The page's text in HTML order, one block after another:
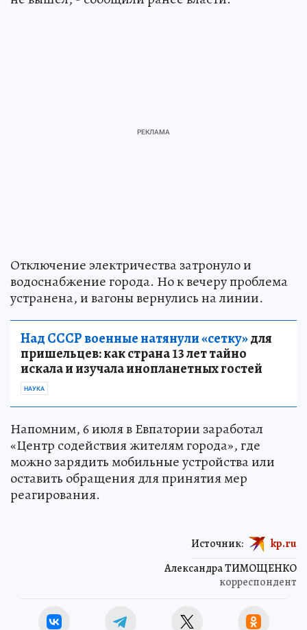
Отключение электричества затронуло и
водоснабжение города. Но к вечеру проблема
устранена, и вагоны вернулись на линии.
Над СССР военные натянули «сетку»для
пришельцев: как страна 13 лет тайно
искала и изучала инопланетных гостей
НАУКА
Напомним, 6 июля в Евпатории заработал
«Центр содействия жителям города», где
можно зарядить мобильные устройства или
оставить обращения для принятия мер
реагирования.
Александра ТИМОЩЕНКО
корреспондент
Источник: kp.ru